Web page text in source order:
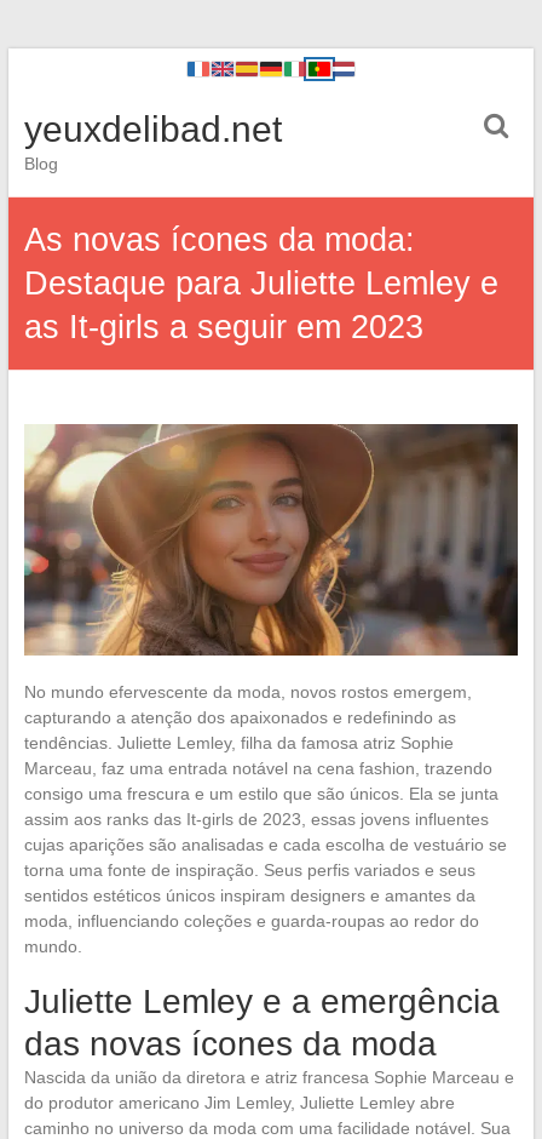
yeuxdelibad.net
Blog
As novas ícones da moda:
Destaque para Juliette Lemley e
as It-girls a seguir em 2023
No mundo efervescente da moda, novos rostos emergem,
capturando a atenção dos apaixonados e redefinindo as
tendências. Juliette Lemley, filha da famosa atriz Sophie
Marceau, faz uma entrada notável na cena fashion, trazendo
consigo uma frescura e um estilo que são únicos. Ela se junta
assim aos ranks das It-girls de 2023, essas jovens influentes
cujas aparições são analisadas e cada escolha de vestuário se
torna uma fonte de inspiração. Seus perfis variados e seus
sentidos estéticos únicos inspiram designers e amantes da
moda, influenciando coleções e guarda-roupas ao redor do
mundo.
Juliette Lemley e a emergência
das novas ícones da moda
Nascida da união da diretora e atriz francesa Sophie Marceau e
do produtor americano Jim Lemley, Juliette Lemley abre
caminho no universo da moda com uma facilidade notável. Sua